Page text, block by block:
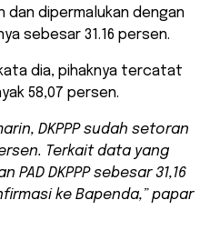
dan dipermalukan dengan
sebesar 31.16 persen.
dia, pihaknya tercatat
58,07 persen.
DKPPP sudah setoran
Terkait data yang
DKPPP sebesar 31,16
ke Bapenda,” papar